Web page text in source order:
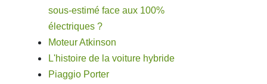
sous-estimé face aux 100%
électriques ?
Moteur Atkinson
L'histoire de la voiture hybride
Piaggio Porter